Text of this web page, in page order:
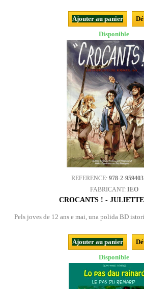
Ajouter au panier
Disponible
REFERENCE: 978-2-
FABRICANT: IEO
CROCANTS ! -
Pels joves de 12 ans e mai, una polida BD
Ajouter au panier
Disponible